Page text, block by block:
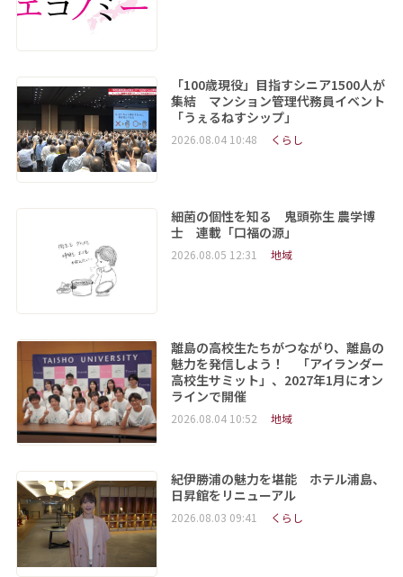
「100歳現役」目指すシニア1500人が
集結 マンション管理代務員イベント
「うぇるねすシップ」
2026.08.04 10:48 くらし
細菌の個性を知る 鬼頭弥生 農学博
士 連載「口福の源」
2026.08.05 12:31 地域
離島の高校生たちがつながり、離島の
魅力を発信しよう！ 「アイランダー
高校生サミット」、2027年1月にオン
ラインで開催
2026.08.04 10:52 地域
紀伊勝浦の魅力を堪能 ホテル浦島、
日昇館をリニューアル
2026.08.03 09:41 くらし